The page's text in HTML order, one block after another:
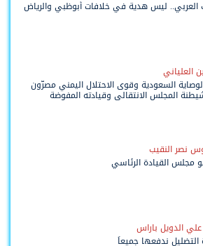
العربي.. ليس هدية في خلافات أبوظبي والرياض
العلياني
السعودية وقوى الاحتلال اليمني مصرّون
المجلس الانتقالي وقيادته المفوضة
نصر النقيب
مجلس القيادة الرئاسي
الدويل باراس
التضليل ندفعها جميعاً